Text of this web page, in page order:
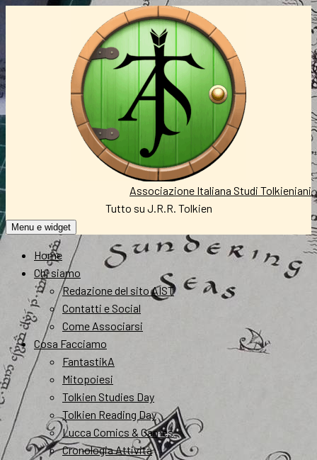
Associazione Italiana Studi Tolkieniani
Tutto su J.R.R. Tolkien
Menu e widget
Home
Chi siamo
Redazione del sito AIST
Contatti e Social
Come Associarsi
Cosa Facciamo
FantastikA
Mitopoiesi
Tolkien Studies Day
Tolkien Reading Day
Lucca Comics & Games
Cronologia Attività